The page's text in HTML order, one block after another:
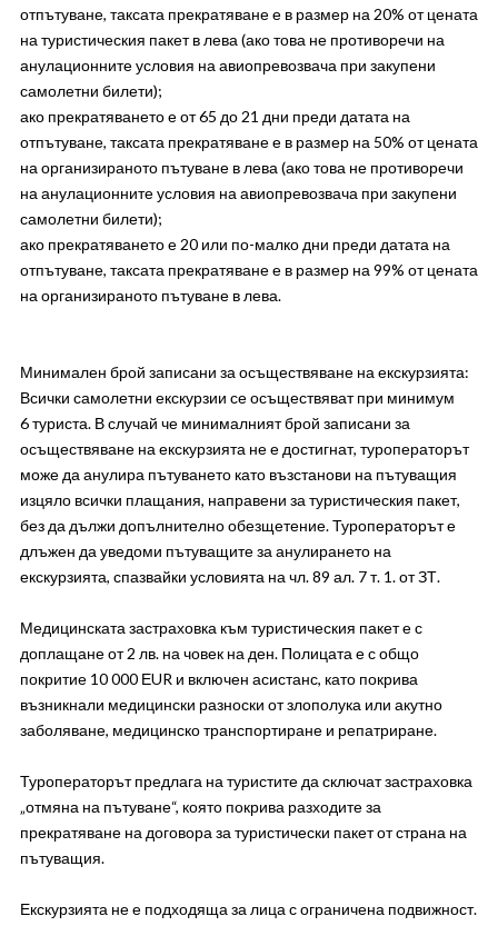
отпътуване, таксата прекратяване е в размер на 20% от цената
на туристическия пакет в лева (ако това не противоречи на
анулационните условия на авиопревозвача при закупени
самолетни билети);
ако прекратяването е от 65 до 21 дни преди датата на
отпътуване, таксата прекратяване е в размер на 50% от цената
на организираното пътуване в лева (ако това не противоречи
на анулационните условия на авиопревозвача при закупени
самолетни билети);
ако прекратяването е 20 или по-малко дни преди датата на
отпътуване, таксата прекратяване е в размер на 99% от цената
на организираното пътуване в лева.
Минимален брой записани за осъществяване на екскурзията:
Всички самолетни екскурзии се осъществяват при минимум
6 туриста. В случай че минималният брой записани за
осъществяване на екскурзията не е достигнат, туроператорът
може да анулира пътуването като възстанови на пътуващия
изцяло всички плащания, направени за туристическия пакет,
без да дължи допълнително обезщетение. Туроператорът е
длъжен да уведоми пътуващите за анулирането на
екскурзията, спазвайки условията на чл. 89 ал. 7 т. 1. от ЗТ.
Медицинската застраховка към туристическия пакет е с
доплащане от 2 лв. на човек на ден. Полицата е с общо
покритие 10 000 ЕUR и включен асистанс, като покрива
възникнали медицински разноски от злополука или акутно
заболяване, медицинско транспортиране и репатриране.
Туроператорът предлага на туристите да сключат застраховка
„отмяна на пътуване“, която покрива разходите за
прекратяване на договора за туристически пакет от страна на
пътуващия.
Екскурзията не е подходяща за лица с ограничена подвижност.